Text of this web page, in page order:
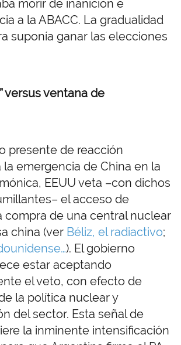
morir de inanición e
a la ABACC. La gradualidad
suponía ganar las elecciones
versus ventana de
presente de reacción
la emergencia de China en la
EEUU veta –con dichos
el acceso de
compra de una central nuclear
china (ver Béliz, el radiactivo;
). El gobierno
estar aceptando
el veto, con efecto de
la política nuclear y
del sector. Esta señal de
la inminente intensificación